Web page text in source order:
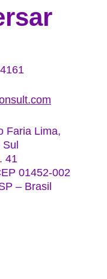
Faria Lima,
41
01452-002
– Brasil